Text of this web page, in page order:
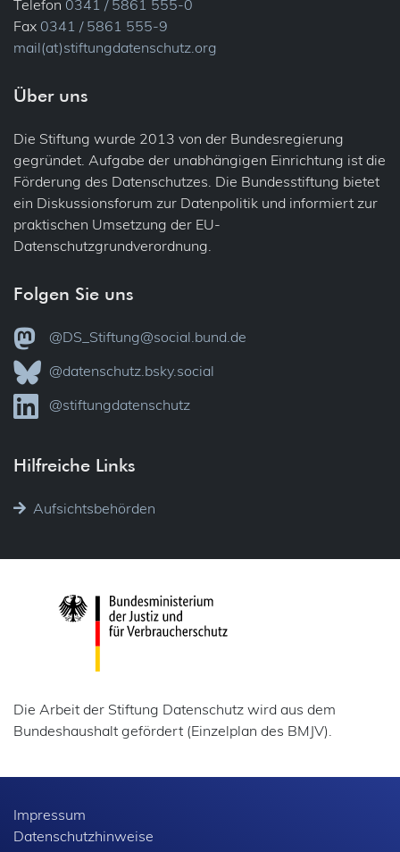
Telefon 0341 / 5861 555-0
Fax 0341 / 5861 555-9
mail(at)stiftungdatenschutz.org
Über uns
Die Stiftung wurde 2013 von der Bundesregierung
gegründet. Aufgabe der unabhängigen Einrichtung ist die
Förderung des Datenschutzes. Die Bundesstiftung bietet
ein Diskussionsforum zur Datenpolitik und informiert zur
praktischen Umsetzung der EU-
Datenschutzgrundverordnung.
Folgen Sie uns
@DS_Stiftung@social.bund.de
@datenschutz.bsky.social
@stiftungdatenschutz
Hilfreiche Links
Aufsichtsbehörden
Die Arbeit der Stiftung Datenschutz wird aus dem
Bundeshaushalt gefördert (Einzelplan des BMJV).
Impressum
Datenschutzhinweise